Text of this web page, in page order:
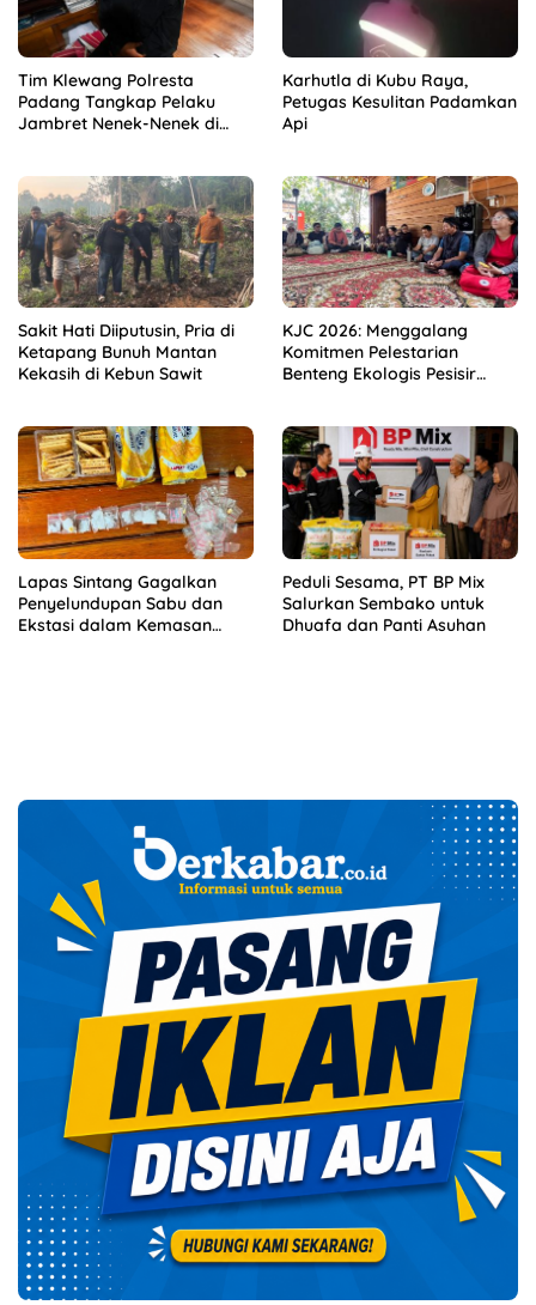
Tim Klewang Polresta
Padang Tangkap Pelaku
Jambret Nenek-Nenek di
Karhutla di Kubu Raya,
Petugas Kesulitan Padamkan
Api
Sakit Hati Diiputusin, Pria di
Ketapang Bunuh Mantan
Kekasih di Kebun Sawit
KJC 2026: Menggalang
Komitmen Pelestarian
Benteng Ekologis Pesisir
Lapas Sintang Gagalkan
Penyelundupan Sabu dan
Ekstasi dalam Kemasan
Peduli Sesama, PT BP Mix
Salurkan Sembako untuk
Dhuafa dan Panti Asuhan